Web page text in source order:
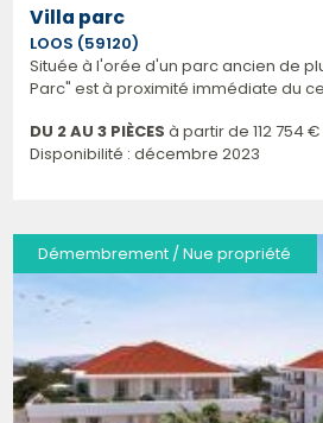
Villa parc
LOOS (59120)
Située à l'orée d'un parc ancien de
Parc" est à proximité immédiate du
DU 2 AU 3 PIÈCES à partir de 112 754 €
Disponibilité : décembre 2023
Démembrement / Nue propriété